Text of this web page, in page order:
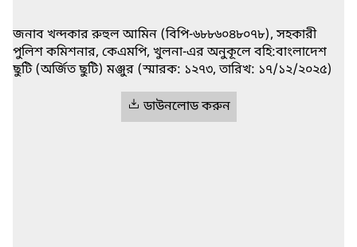
জনাব খন্দকার রুহুল আমিন (বিপি-৬৮৮৬০৪৮০৭৮), সহকারী
পুলিশ কমিশনার, কেএমপি, খুলনা-এর অনুকূলে বহি:বাংলাদেশ
ছুটি (অর্জিত ছুটি) মঞ্জুর (স্মারক: ১২৭৩, তারিখ: ১৭/১২/২০২৫)
ডাউনলোড করুন